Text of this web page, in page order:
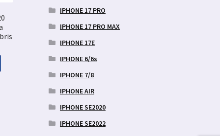
IPHONE 17 PRO
IPHONE 17 PRO MAX
IPHONE 17E
IPHONE 6/6s
IPHONE 7/8
IPHONE AIR
IPHONE SE2020
IPHONE SE2022